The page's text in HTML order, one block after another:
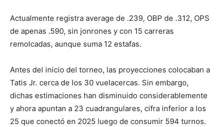
Actualmente registra average de .239, OBP de .312, OPS
de apenas .590, sin jonrones y con 15 carreras
remolcadas, aunque suma 12 estafas.
Antes del inicio del torneo, las proyecciones colocaban a
Tatis Jr. cerca de los 30 vuelacercas. Sin embargo,
dichas estimaciones han disminuido considerablemente
y ahora apuntan a 23 cuadrangulares, cifra inferior a los
25 que conectó en 2025 luego de consumir 594 turnos.